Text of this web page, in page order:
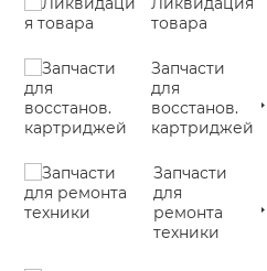
товара
Запчасти
для
восстанов.
картриджей
Запчасти
для
ремонта
техники